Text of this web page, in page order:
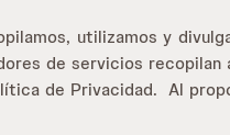
utilizamos y
de servicios
de Privacidad. Al